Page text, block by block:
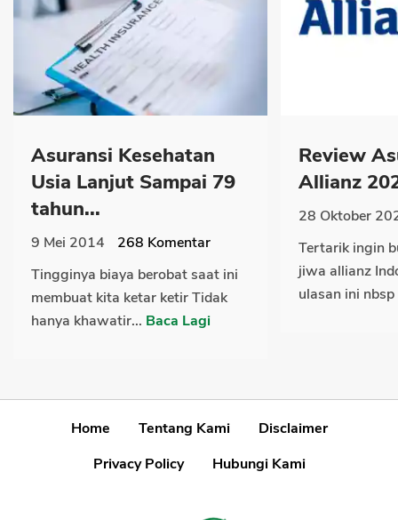
Asuransi Kesehatan
Usia Lanjut Sampai 79
tahun...
9 Mei 2014 268 Komentar
Tingginya biaya berobat saat ini
membuat kita ketar ketir Tidak
hanya khawatir... Baca Lagi
Review
Allianz
28 Oktober
Tertarik ingin
jiwa allianz
ulasan ini
Home Tentang Kami
Disclaimer
Privacy Policy
Hubungi Kami